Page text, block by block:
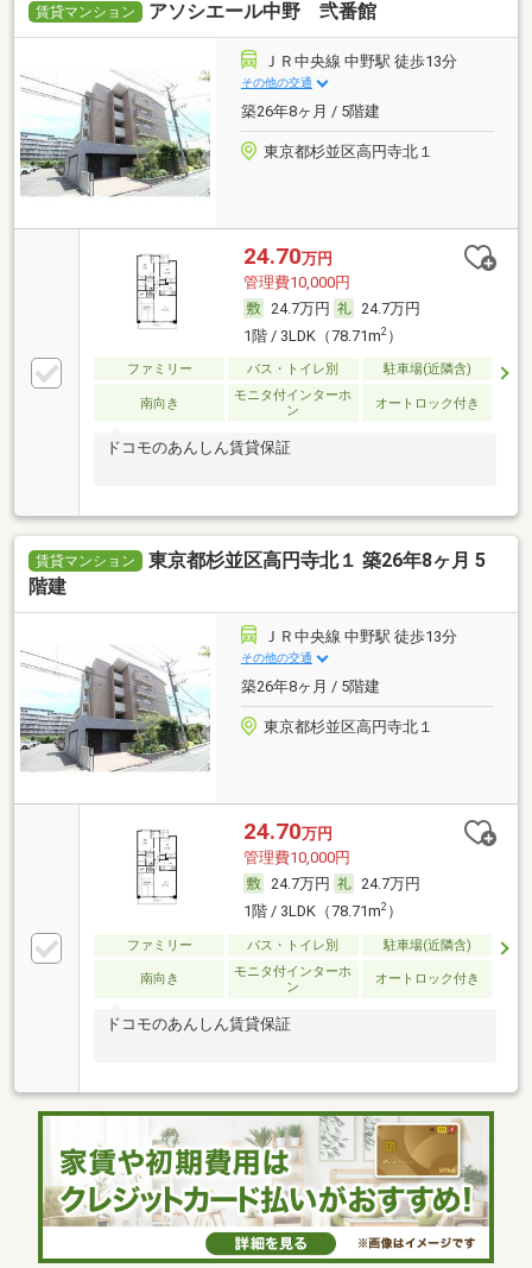
賃貸マンション アソシエール中野 弐番館
ＪＲ中央線 中野駅 徒歩13分
その他の交通
築26年8ヶ月 / 5階建
東京都杉並区高円寺北１
24.70万円
管理費10,000円
24.7万円
24.7万円
1階 / 3LDK（78.71m2）
ファミリー バス・トイレ別 駐車場(近隣含)
南向き
モニタ付インターホ
ン
オートロック付き
ドコモのあんしん賃貸保証
賃貸マンション
東京都杉並区高円寺北１ 築26年8ヶ月 5
階建
ＪＲ中央線 中野駅 徒歩13分
その他の交通
築26年8ヶ月 / 5階建
東京都杉並区高円寺北１
24.70万円
管理費10,000円
24.7万円
24.7万円
1階 / 3LDK（78.71m2）
ファミリー バス・トイレ別 駐車場(近隣含)
南向き
モニタ付インターホ
ン
オートロック付き
ドコモのあんしん賃貸保証